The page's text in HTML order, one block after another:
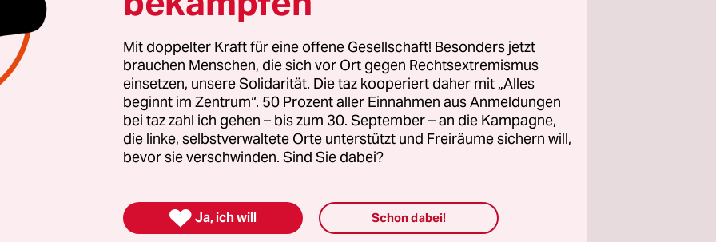
in Afghanistan läuft Ende 2014 aus.
Anfang Oktober gesagt, der Einsatz der Afghanistan-
Isaf habe seinem Land „viel Leid gebracht, den Verlust
und keine Vorteile, denn das Land ist nicht sicher“.
sagte dazu am Rande von Nato-Beratungen über den
in Afghanistan: „Diese spezielle Äußerung hat mich
Bevölkerung jeden Tag sagt.“
Mit doppelter Kraft für eine offene Gesellschaft! Besonders jetzt
brauchen Menschen, die sich vor Ort gegen Rechtsextremismus
einsetzen, unsere Solidarität. Die taz kooperiert daher mit „Alles
beginnt im Zentrum“. 50 Prozent aller Einnahmen aus Anmeldungen
bei taz zahl ich gehen – bis zum 30. September – an die Kampagne,
die linke, selbstverwaltete Orte unterstützt und Freiräume sichern will,
bevor sie verschwinden. Sind Sie dabei?
 Ja, ich will Schon dabei!